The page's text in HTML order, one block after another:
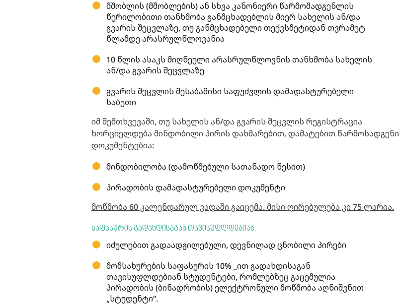
მშობლის (მშობლების) ან სხვა კანონიერი წარმომადგენლის
წერილობითი თანხმობა განმცხადებლის მიერ სახელის ან/და
გვარის შეცვლაზე, თუ განმცხადებელი თექვსმეტიდან თვრამეტ
წლამდე არასრულწლოვანია
10 წლის ასაკს მიღწეული არასრულწლოვნის თანხმობა სახელის
ან/და გვარის შეცვლაზე
გვარის შეცვლის შესაბამისი საფუძვლის დამადასტურებელი
საბუთი
იმ შემთხვევაში, თუ სახელის ან/და გვარის შეცვლის რეგისტრაცია
ხორციელდება მინდობილი პირის დახმარებით, დამატებით წარმოსადგენი
დოკუმენტებია:
მინდობილობა (დამოწმებული სათანადო წესით)
პირადობის დამადასტურებელი დოკუმენტი
მოწმობა 60 კალენდარულ ვადაში გაიცემა. მისი ღირებულება კი 75 ლარია.
საფასურის გადახდისაგან თავისუფლდებიან:
იძულებით გადაადგილებული, დევნილად ცნობილი პირები
მომსახურების საფასურის 10% _ით გადახდისაგან
თავისუფლდებიან სტუდენტები, რომლებზეც გაცემულია
პირადობის (ბინადრობის) ელექტრონული მოწმობა აღნიშვნით
„სტუდენტი“.